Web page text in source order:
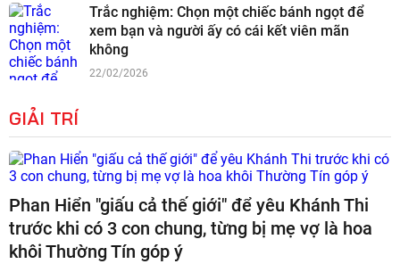
Trắc nghiệm: Chọn một chiếc bánh ngọt để
xem bạn và người ấy có cái kết viên mãn
không
22/02/2026
GIẢI TRÍ
Phan Hiển "giấu cả thế giới" để yêu Khánh Thi
trước khi có 3 con chung, từng bị mẹ vợ là hoa
khôi Thường Tín góp ý